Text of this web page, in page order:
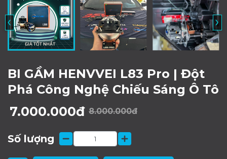
‹ ›
BI GẦM HENVVEI L83 Pro | Đột
Phá Công Nghệ Chiếu Sáng Ô Tô
7.000.000đ 8.000.000đ
Số lượng